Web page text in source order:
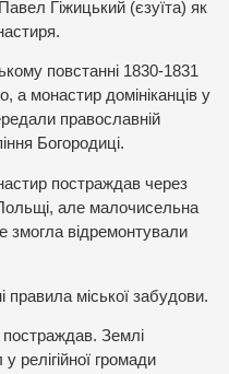
Гіжицький (єзуїта) як
повстанні 1830-1831
а монастир домініканців у
православній
Богородиці.
постраждав через
Польщі, але малочисельна
змогла відремонтували
правила міської забудови.
Землі
громади